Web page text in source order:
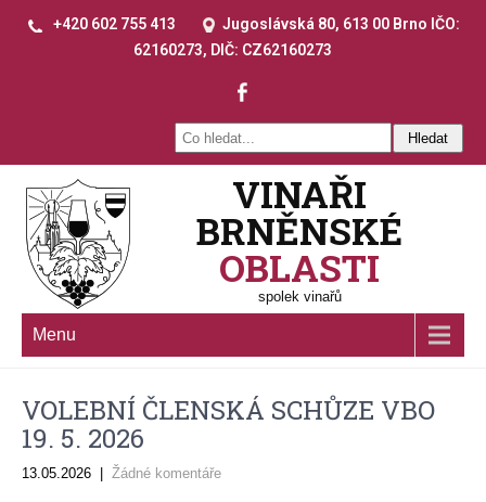
+420 602 755 413
Jugoslávská 80, 613 00 Brno IČO:
62160273, DIČ: CZ62160273
VINAŘI
BRNĚNSKÉ
OBLASTI
spolek vinařů
Menu
VOLEBNÍ ČLENSKÁ SCHŮZE VBO
19. 5. 2026
13.05.2026 Žádné komentáře